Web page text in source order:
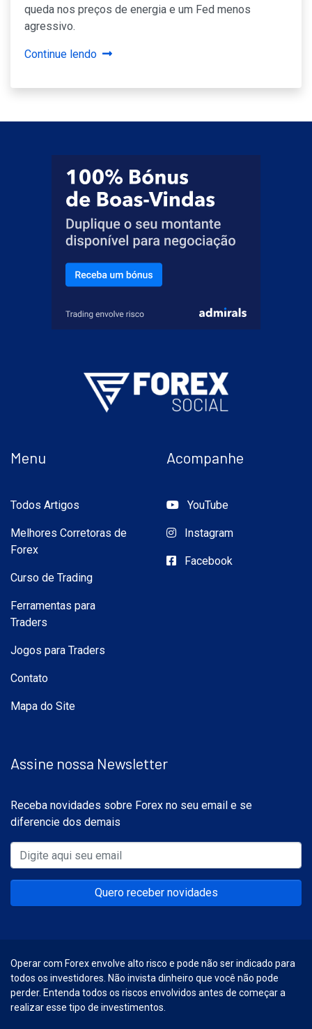
queda nos preços de energia e um Fed menos
agressivo.
Continue lendo
Menu
Todos Artigos
Melhores Corretoras de
Forex
Curso de Trading
Ferramentas para
Traders
Jogos para Traders
Contato
Mapa do Site
Acompanhe
YouTube
Instagram
Facebook
Assine nossa Newsletter
Receba novidades sobre Forex no seu email e se
diferencie dos demais
Quero receber novidades
Operar com Forex envolve alto risco e pode não ser indicado para
todos os investidores. Não invista dinheiro que você não pode
perder. Entenda todos os riscos envolvidos antes de começar a
realizar esse tipo de investimentos.